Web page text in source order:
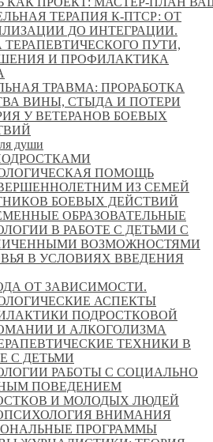
ТЕРАПИЯ К-ПТСР: ОТ
ДО ИНТЕГРАЦИИ.
ТЕРАПЕВТИЧЕСКОГО ПУТИ,
И ПРОФИЛАКТИКА
ТРАВМА: ПРОРАБОТКА
ВИНЫ, СТЫДА И ПОТЕРИ
У ВЕТЕРАНОВ БОЕВЫХ
души
ПОМОЩЬ
ИЗ СЕМЕЙ
БОЕВЫХ ДЕЙСТВИЙ
ОБРАЗОВАТЕЛЬНЫЕ
В РАБОТЕ С ДЕТЬМИ С
ВОЗМОЖНОСТЯМИ
В УСЛОВИЯХ ВВЕДЕНИЯ
ОТ ЗАВИСИМОСТИ.
АСПЕКТЫ
ПОДРОСТКОВОЙ
И АЛКОГОЛИЗМА
ТЕХНИКИ В
С ДЕТЬМИ
РАБОТЫ С СОЦИАЛЬНО
ПОВЕДЕНИЕМ
И МОЛОДЫХ ЛЮДЕЙ
ВНИМАНИЯ
ПРОГРАММЫ